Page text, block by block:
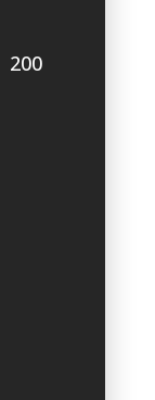
200